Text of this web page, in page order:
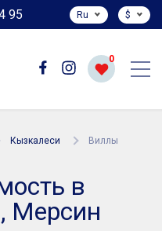
95 Ru $
0
Кызкалеси Виллы
в
Мерсин